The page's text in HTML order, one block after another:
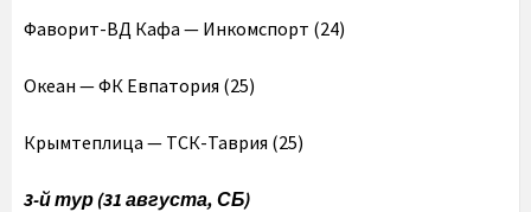
Фаворит-ВД Кафа — Инкомспорт (24)
Океан — ФК Евпатория (25)
Крымтеплица — ТСК-Таврия (25)
3-й тур (31 августа, СБ)